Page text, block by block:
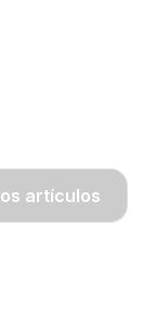
artículos